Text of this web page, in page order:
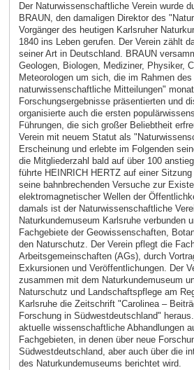
Der Naturwissenschaftliche Verein wurde
BRAUN, den damaligen Direktor des
Vorgänger des heutigen Karlsruher
1840 ins Leben gerufen. Der Verein zählt
seiner Art in Deutschland. BRAUN
Geologen, Biologen, Mediziner, Physiker,
Meteorologen um sich, die im Rahmen
naturwissenschaftliche Mitteilungen"
Forschungsergebnisse präsentierten und
organisierte auch die ersten
Führungen, die sich großer Beliebtheit
Verein mit neuem Statut als
Erscheinung und erlebte im Folgenden
die Mitgliederzahl bald auf über 100
führte HEINRICH HERTZ auf einer
seine bahnbrechenden Versuche zur
elektromagnetischer Wellen der
damals ist der Naturwissenschaftliche
Naturkundemuseum Karlsruhe verbunden
Fachgebiete der Geowissenschaften,
den Naturschutz. Der Verein pflegt die
Arbeitsgemeinschaften (AGs), durch
Exkursionen und Veröffentlichungen. Der
zusammen mit dem Naturkundemuseum
Naturschutz und Landschaftspflege am
Karlsruhe die Zeitschrift "Carolinea –
Forschung in Südwestdeutschland"
aktuelle wissenschaftliche Abhandlungen
Fachgebieten, in denen über neue
Südwestdeutschland, aber auch über die
des Naturkundemuseums berichtet wird.